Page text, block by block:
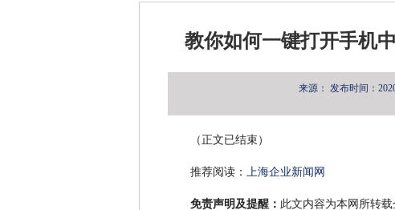
教你如何一键打开手机
来源： 发布时间：
（正文已结束）
推荐阅读： 上海企业新闻网
免责声明及提醒： 此文内容为本网所转